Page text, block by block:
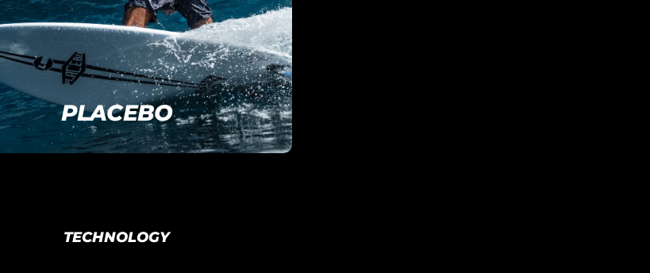
PLACEBO
TECHNOLOGY